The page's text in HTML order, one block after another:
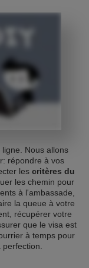
Nous allons
répondre à vos
les critères du
les chemin pour
à l'ambassade,
la queue à votre
récupérer votre
que le visa est
à temps pour